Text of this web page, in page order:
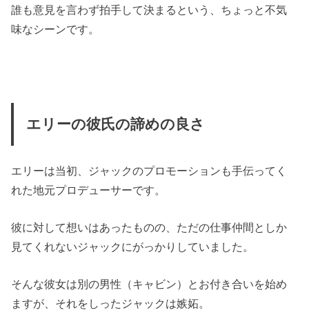
誰も意見を言わず拍手して決まるという、ちょっと不気
味なシーンです。
エリーの彼氏の諦めの良さ
エリーは当初、ジャックのプロモーションも手伝ってく
れた地元プロデューサーです。
彼に対して想いはあったものの、ただの仕事仲間としか
見てくれないジャックにがっかりしていました。
そんな彼女は別の男性（キャビン）とお付き合いを始め
ますが、それをしったジャックは嫉妬。